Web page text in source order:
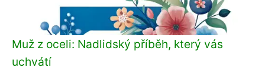
Muž z oceli: Nadlidský příběh, který vás
uchvátí